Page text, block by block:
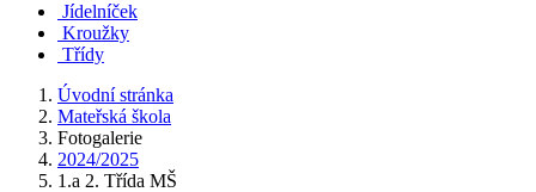
Jídelníček
Kroužky
Třídy
Úvodní stránka
Mateřská škola
Fotogalerie
2024/2025
1.a 2. Třída MŠ